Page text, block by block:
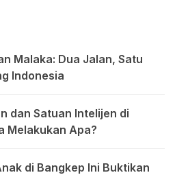
Malaka: Dua Jalan, Satu
Indonesia
dan Satuan Intelijen di
Melakukan Apa?
di Bangkep Ini Buktikan